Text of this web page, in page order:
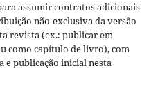
assumir contratos adicionais
não-exclusiva da versão
revista (ex.: publicar em
como capítulo de livro), com
e publicação inicial nesta